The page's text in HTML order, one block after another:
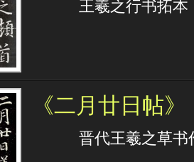
王羲之行书拓本
《二月廿日帖》
晋代王羲之草书